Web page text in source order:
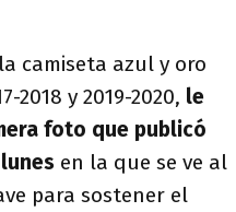
camiseta azul y oro
2018 y 2019-2020, le
foto que publicó
en la que se ve al
para sostener el